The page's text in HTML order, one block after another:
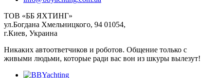
ТОВ «ББ ЯХТИНГ»
ул.Богдана Хмельницкого, 94 01054,
г.Киев, Украина
Никаких автоответчиков и роботов. Общение только с
живыми людьми, которые ради вас вон из шкуры вылезут!